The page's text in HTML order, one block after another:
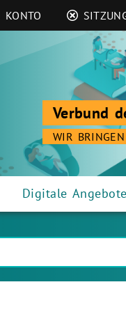
KONTO
Verbund
WIR
Digitale Angebote